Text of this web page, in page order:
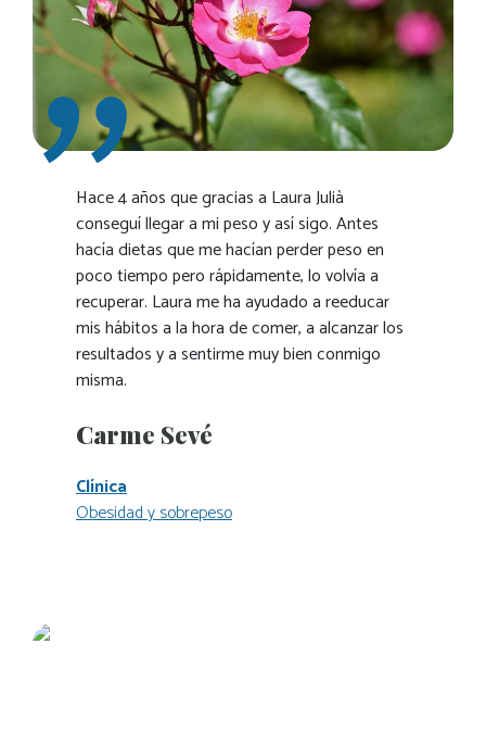
Hace 4 años que gracias a Laura Julià
conseguí llegar a mi peso y así sigo. Antes
hacía dietas que me hacían perder peso en
poco tiempo pero rápidamente, lo volvía a
recuperar. Laura me ha ayudado a reeducar
mis hábitos a la hora de comer, a alcanzar los
resultados y a sentirme muy bien conmigo
misma.
Carme Sevé
Clínica
Obesidad y sobrepeso